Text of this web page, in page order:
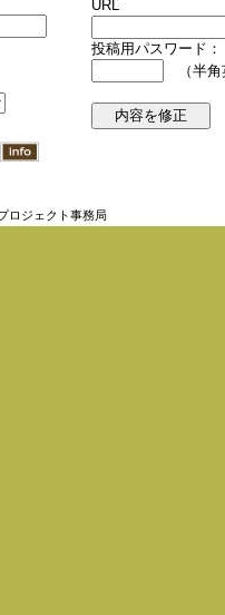
URL
投稿用パスワード：
（半角
ロジェクト事務局